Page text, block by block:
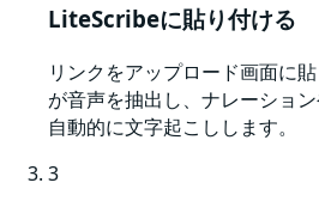
LiteScribeに貼り付ける
リンクをアップロード画面に
が音声を抽出し、ナレーショ
自動的に文字起こしします。
3